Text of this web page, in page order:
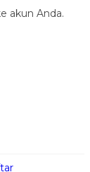
akun Anda.